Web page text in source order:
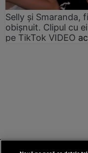
Selly și Smaranda,
obișnuit. Clipul cu
pe TikTok VIDEO